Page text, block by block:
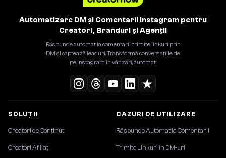
Automatizare DM și Comentarii Instagram pentru
Creatori, Branduri și Agenții
Răspunde automat la comentarii, trimite linkuri prin
DM și captează leaduri. Transformă conversațiile de
pe Instagram în vânzări, automat.
SOLUȚII
Creatori de Conținut
Creatori Afiliați
CAZURI DE UTILIZARE
Răspunde Automat la Comentarii
Trimite Linkuri în DM-uri